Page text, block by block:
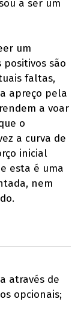
a ser um
um
positivos são
faltas,
apreço pela
a voar
o
a curva de
inicial
esta é uma
nem
através de
opcionais;